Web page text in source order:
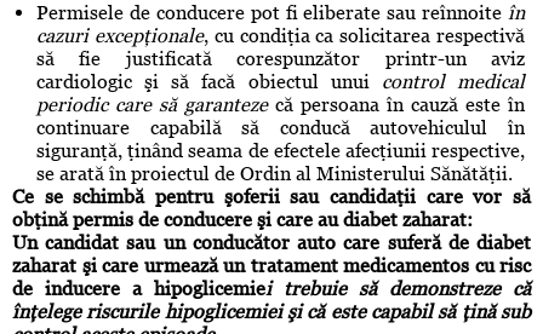
Permisele de conducere pot fi eliberate sau reînnoite în
cazuri excepţionale, cu condiţia ca solicitarea respectivă
să fie justificată corespunzător printr-un aviz
cardiologic şi să facă obiectul unui control medical
periodic care să garantezecă persoana în cauză este în
continuare capabilă să conducă autovehiculul în
siguranţă, ţinând seama de efectele afecţiunii respective,
se arată în proiectul de Ordin al Ministerului Sănătăţii.
Ce se schimbă pentru şoferii sau candidaţii care vor să
obţină permis de conducere şi care au diabet zaharat:
Un candidat sau un conducător auto care suferă de diabet
zaharat şi care urmează un tratament medicamentos cu risc
de inducere a hipoglicemiei trebuie să demonstreze că
înţelege riscurile hipoglicemiei şi că este capabil să ţină sub